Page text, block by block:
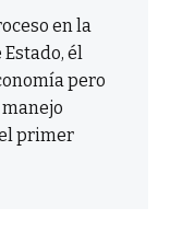
en la
él
pero
primer